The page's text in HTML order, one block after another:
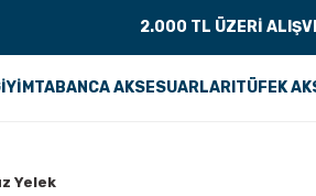
2.000 TL ÜZERİ
TABANCA AKSESUARLARI TÜFEK
Yelek